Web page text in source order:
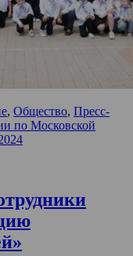
, Общество, Пресс-
по Московской